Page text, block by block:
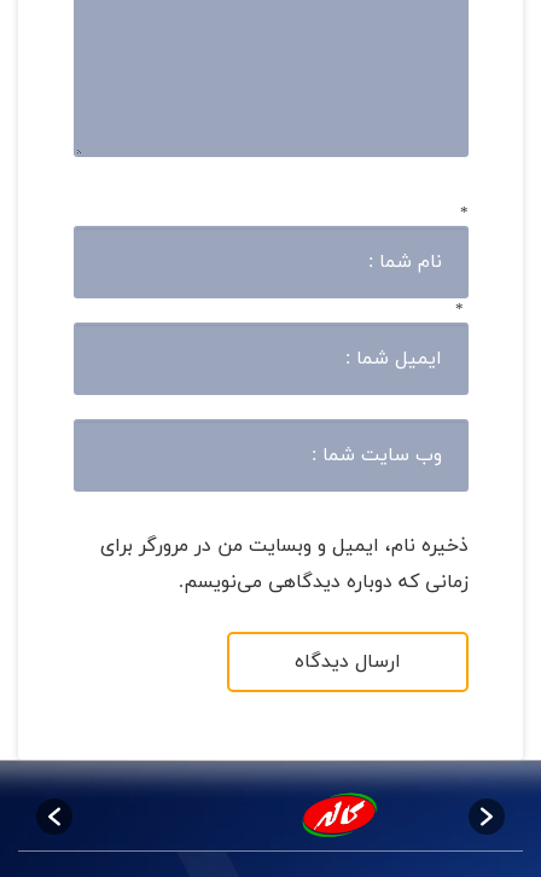
*
*
ذخیره نام، ایمیل و وبسایت من در مرورگر برای
زمانی که دوباره دیدگاهی می‌نویسم.